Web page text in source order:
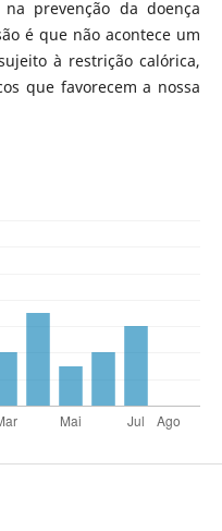
prevenção da doença
é que não acontece um
à restrição calórica,
que favorecem a nossa